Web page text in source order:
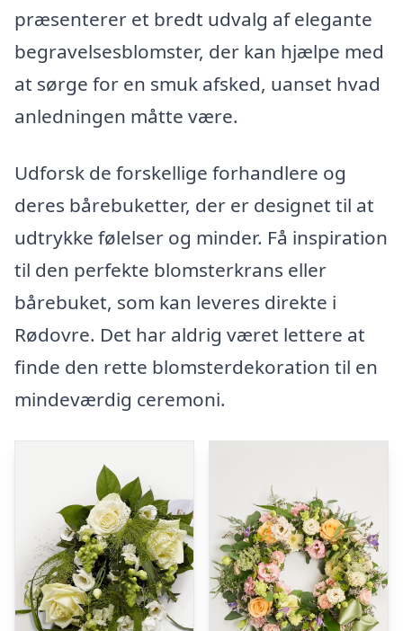
præsenterer et bredt udvalg af elegante
begravelsesblomster, der kan hjælpe med
at sørge for en smuk afsked, uanset hvad
anledningen måtte være.
Udforsk de forskellige forhandlere og
deres bårebuketter, der er designet til at
udtrykke følelser og minder. Få inspiration
til den perfekte blomsterkrans eller
bårebuket, som kan leveres direkte i
Rødovre. Det har aldrig været lettere at
finde den rette blomsterdekoration til en
mindeværdig ceremoni.